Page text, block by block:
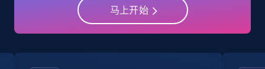
Crunchbase companies information
Name, URL, ID, Cb rank, Region, About,
马上开始